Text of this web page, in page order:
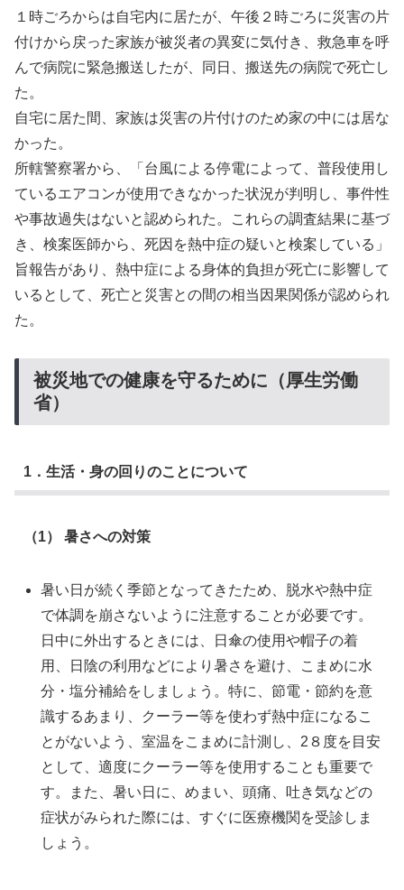
１時ごろからは自宅内に居たが、午後２時ごろに災害の片
付けから戻った家族が被災者の異変に気付き、救急車を呼
んで病院に緊急搬送したが、同日、搬送先の病院で死亡し
た。
自宅に居た間、家族は災害の片付けのため家の中には居な
かった。
所轄警察署から、「台風による停電によって、普段使用し
ているエアコンが使用できなかった状況が判明し、事件性
や事故過失はないと認められた。これらの調査結果に基づ
き、検案医師から、死因を熱中症の疑いと検案している」
旨報告があり、熱中症による身体的負担が死亡に影響して
いるとして、死亡と災害との間の相当因果関係が認められ
た。
被災地での健康を守るために（厚生労働
省）
1．生活・身の回りのことについて
（1） 暑さへの対策
暑い日が続く季節となってきたため、脱水や熱中症
で体調を崩さないように注意することが必要です。
日中に外出するときには、日傘の使用や帽子の着
用、日陰の利用などにより暑さを避け、こまめに水
分・塩分補給をしましょう。特に、節電・節約を意
識するあまり、クーラー等を使わず熱中症になるこ
とがないよう、室温をこまめに計測し、2８度を目安
として、適度にクーラー等を使用することも重要で
す。また、暑い日に、めまい、頭痛、吐き気などの
症状がみられた際には、すぐに医療機関を受診しま
しょう。